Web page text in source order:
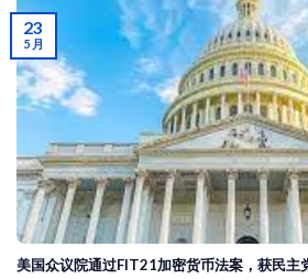
美国众议院通过FIT21加密货币法案，获民主
23
5 月